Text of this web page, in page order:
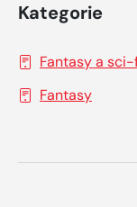
Kategorie
Fantasy a
Fantasy